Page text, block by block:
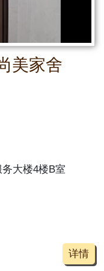
美家舍
大楼4楼B室
详情